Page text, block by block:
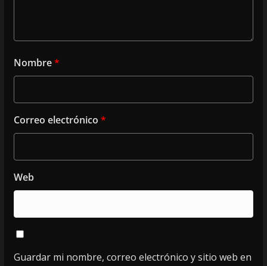
Nombre*
Correo electrónico *
Web
Guardar mi nombre, correo electrónico y sitio web en